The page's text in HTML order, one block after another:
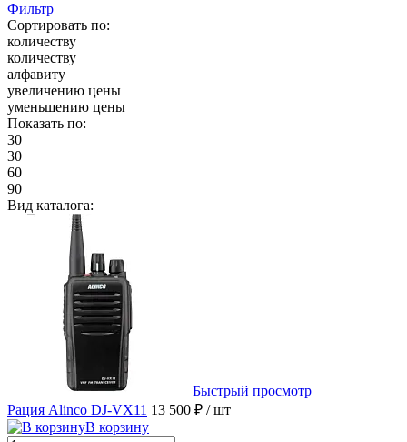
Фильтр
Сортировать по:
количеству
количеству
алфавиту
увеличению цены
уменьшению цены
Показать по:
30
30
60
90
Вид каталога:
Быстрый просмотр
Рация Alinco DJ-VX11 13 500 ₽ / шт
В корзину